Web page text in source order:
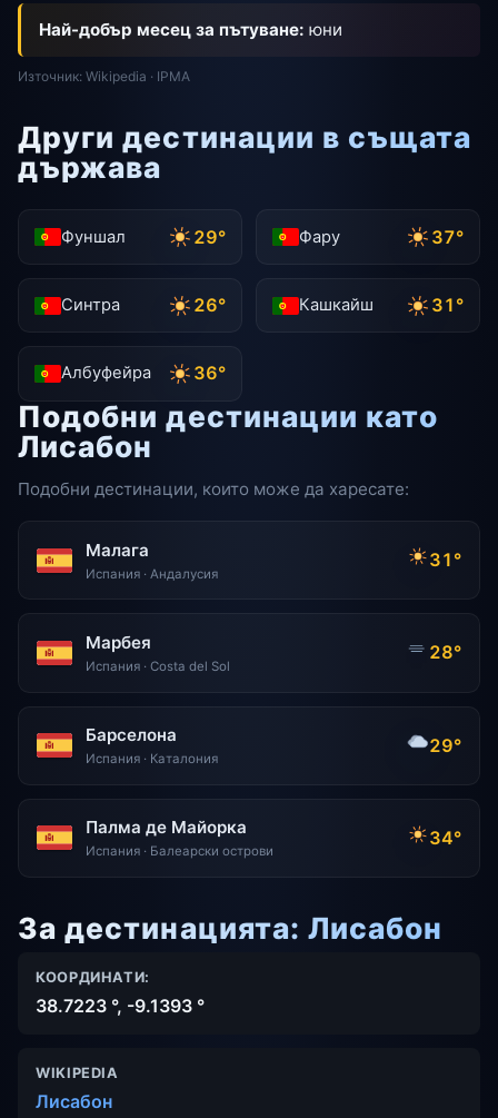
Най-добър месец за пътуване: юни
Източник: Wikipedia · IPMA
Други дестинации в същата
държава
Фуншал 29° Фару 37°
Синтра 26° Кашкайш 31°
Албуфейра 36°
Подобни дестинации като
Лисабон
Подобни дестинации, които може да харесате:
Малага
Испания · Андалусия
31°
Марбея
Испания · Costa del Sol
28°
Барселона
Испания · Каталония
29°
Палма де Майорка
Испания · Балеарски острови
34°
За дестинацията: Лисабон
КООРДИНАТИ:
38.7223 °, -9.1393 °
WIKIPEDIA
Лисабон